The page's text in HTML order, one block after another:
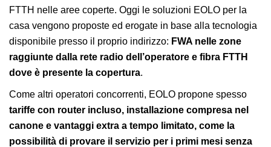
FTTH nelle aree coperte. Oggi le soluzioni EOLO per la
casa vengono proposte ed erogate in base alla tecnologia
disponibile presso il proprio indirizzo: FWA nelle zone
raggiunte dalla rete radio dell’operatore e fibra FTTH
dove è presente la copertura.
Come altri operatori concorrenti, EOLO propone spesso
tariffe con router incluso, installazione compresa nel
canone e vantaggi extra a tempo limitato, come la
possibilità di provare il servizio per i primi mesi senza